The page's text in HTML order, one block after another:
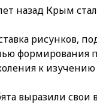
назад Крым
рисунков,
формирования
к
выразили